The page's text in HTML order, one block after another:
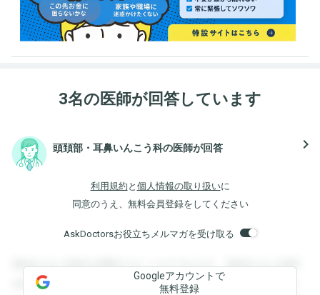
3名の医師が回答しています
頭頚部・耳鼻いんこう科の医師が回答 navigate_next
利用規約 と 個人情報の取り扱いに
同意のうえ、無料会員登録をしてください
AskDoctorsお役立ちメルマガを受け取る
登録すると回答を閲覧することができます。登録すると回答
を閲覧することができます。登録すると回答を閲覧すること
Googleアカウントで
無料登録